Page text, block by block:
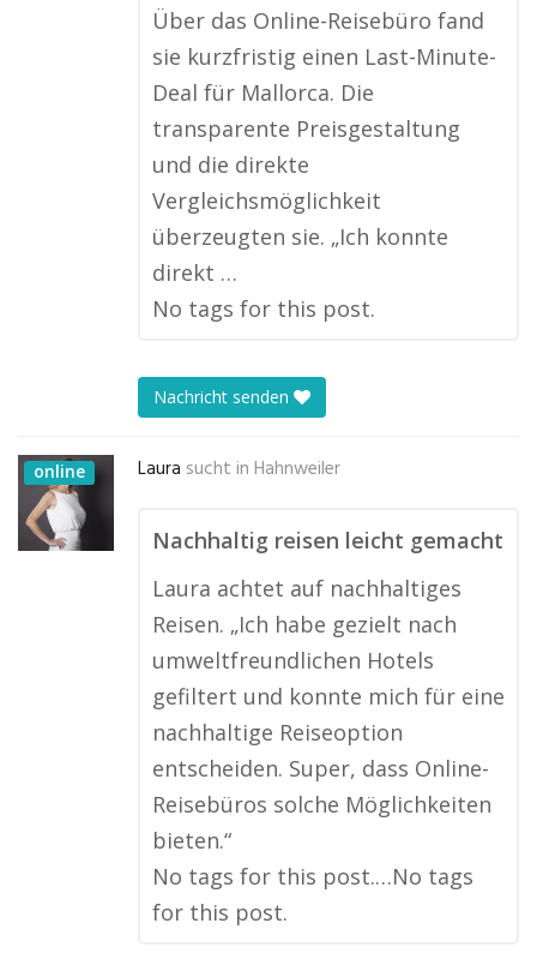
Über das Online-Reisebüro fand
sie kurzfristig einen Last-Minute-
Deal für Mallorca. Die
transparente Preisgestaltung
und die direkte
Vergleichsmöglichkeit
überzeugten sie. „Ich konnte
direkt …
No tags for this post.
Nachricht senden
online Laura sucht in Hahnweiler
Nachhaltig reisen leicht gemacht
Laura achtet auf nachhaltiges
Reisen. „Ich habe gezielt nach
umweltfreundlichen Hotels
gefiltert und konnte mich für eine
nachhaltige Reiseoption
entscheiden. Super, dass Online-
Reisebüros solche Möglichkeiten
bieten.“
No tags for this post.…No tags
for this post.